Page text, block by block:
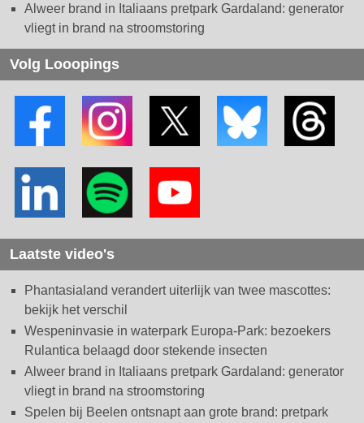
Alweer brand in Italiaans pretpark Gardaland: generator
vliegt in brand na stroomstoring
Volg Looopings
Laatste video's
Phantasialand verandert uiterlijk van twee mascottes:
bekijk het verschil
Wespeninvasie in waterpark Europa-Park: bezoekers
Rulantica belaagd door stekende insecten
Alweer brand in Italiaans pretpark Gardaland: generator
vliegt in brand na stroomstoring
Spelen bij Beelen ontsnapt aan grote brand: pretpark